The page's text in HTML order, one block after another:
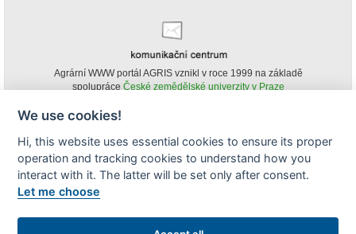
Agrární WWW portál AGRIS vznikl v roce 1999 na základě
spolupráce České zemědělské univerzity v Praze
obsahu agrárního WWW portálu AGRIS je možné
(pokud není uvedeno jinak) pouze za podmínky uvedení zdroje v podobě
www.agris.cz a data publikace v AGRISu.
We use cookies!
Hi, this website uses essential cookies to ensure its proper
operation and tracking cookies to understand how you
interact with it. The latter will be set only after consent.
Let me choose